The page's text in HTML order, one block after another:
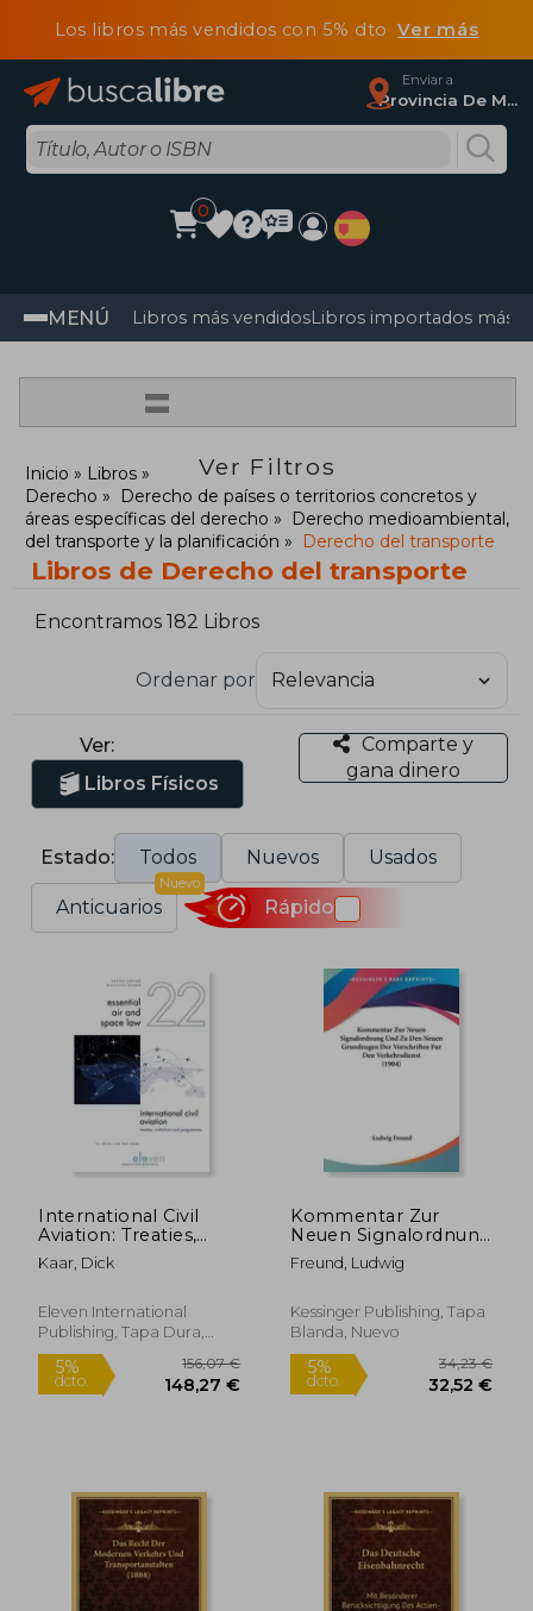
Los libros más vendidos con 5% dtoVer más
Enviar a
Provincia De Madrid
0
MENÚ Libros más vendidosLibros importados más
=
Ver Filtros
Inicio
Libros
Derecho
Derecho de países o territorios concretos y
áreas específicas del derecho
Derecho medioambiental,
del transporte y la planificación
Derecho del transporte
Libros de Derecho del transporte
Encontramos 182 Libros
Ordenar por
Ver:
Libros Físicos
Comparte y
gana dinero
Estado: Todos Nuevos Usados
Anticuarios
Nuevo
Rápido
International Civil
Aviation: Treaties,
Institutions and
Programmes Volume
Kaar, Dick
Eleven International
Publishing, Tapa Dura,
Nuevo
Kommentar Zur
Neuen Signalordnung
Und Zu Den Neuen
Grundzugen Der
Verkehrsdienst (1904)
(en Alemán)
Freund, Ludwig
Kessinger Publishing, Tapa
Blanda, Nuevo
5%
dcto.